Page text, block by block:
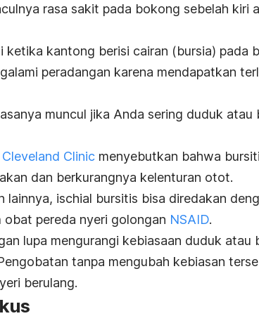
rasa sakit pada bokong sebelah kiri
ketika kantong berisi cairan (bursia) pada
peradangan karena mendapatkan
muncul jika Anda sering duduk atau
Cleveland Clinic menyebutkan bahwa
dan berkurangnya kelenturan otot.
lainnya, ischial bursitis bisa diredakan
obat pereda nyeri golongan NSAID.
lupa mengurangi kebiasaan duduk atau
tanpa mengubah kebiasan
berulang.